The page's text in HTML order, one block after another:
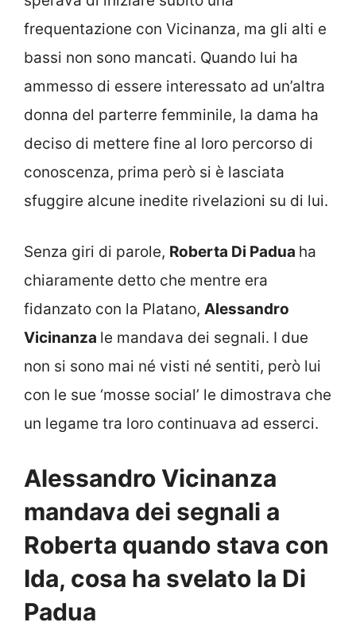
frequentazione con Vicinanza, ma gli alti e
bassi non sono mancati. Quando lui ha
ammesso di essere interessato ad un’altra
donna del parterre femminile, la dama ha
deciso di mettere fine al loro percorso di
conoscenza, prima però si è lasciata
sfuggire alcune inedite rivelazioni su di lui.
Senza giri di parole, Roberta Di Padua ha
chiaramente detto che mentre era
fidanzato con la Platano, Alessandro
Vicinanza le mandava dei segnali. I due
non si sono mai né visti né sentiti, però lui
con le sue ‘mosse social’ le dimostrava che
un legame tra loro continuava ad esserci.
Alessandro Vicinanza
mandava dei segnali a
Roberta quando stava con
Ida, cosa ha svelato la Di
Padua